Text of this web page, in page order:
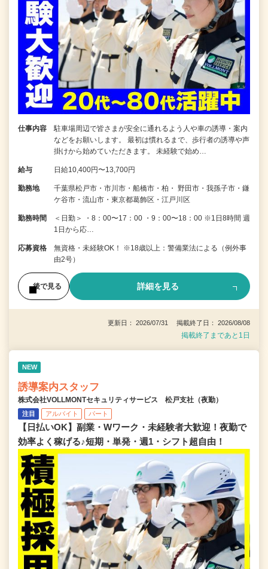
仕事内容
駐車場周辺で皆さまが安全に通れるよう人や車の誘導・案内
などをお願いします。 最初は慣れるまで、歩行者の誘導や声
掛けから始めていただきます。 未経験で始め…
給与 日給10,400円〜13,700円
勤務地
千葉県松戸市・市川市・船橋市・柏・ 野田市・我孫子市・鎌
ケ谷市・流山市・東京都葛飾区・江戸川区
勤務時間
＜日勤＞ ・8：00〜17：00 ・9：00〜18：00 ※1日8時間 週
1日から応…
応募資格
無資格・未経験OK！ ※18歳以上：警備業法による（例外事
由2号）
後で見る 詳細を見る
更新日： 2026/07/31 掲載終了日： 2026/08/08
掲載終了まであと1日
NEW
誘導案内スタッフ
株式会社VOLLMONTセキュリティサービス 松戸支社（夜勤）
注目 アルバイト パート
【日払いOK】副業・Wワーク・未経験者大歓迎！夜勤で
効率よく稼げる♪短期・単発・週1・シフト超自由！